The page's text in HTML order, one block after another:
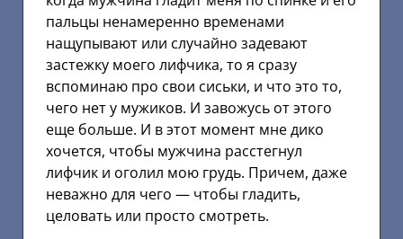
пальцы ненамеренно временами
нащупывают или случайно задевают
застежку моего лифчика, то я сразу
вспоминаю про свои сиськи, и что это то,
чего нет у мужиков. И завожусь от этого
еще больше. И в этот момент мне дико
хочется, чтобы мужчина расстегнул
лифчик и оголил мою грудь. Причем, даже
неважно для чего — чтобы гладить,
целовать или просто смотреть.